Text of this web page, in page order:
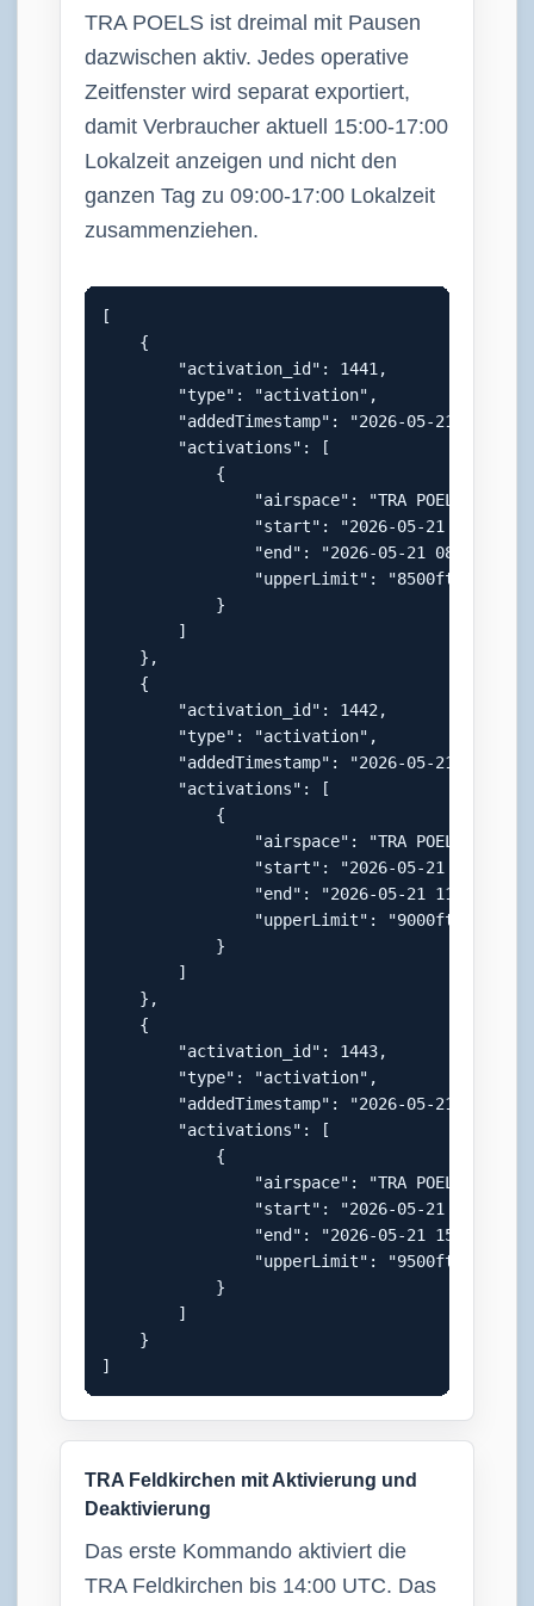
TRA POELS ist dreimal mit Pausen
dazwischen aktiv. Jedes operative
Zeitfenster wird separat exportiert,
damit Verbraucher aktuell 15:00-17:00
Lokalzeit anzeigen und nicht den
ganzen Tag zu 09:00-17:00 Lokalzeit
zusammenziehen.
[
    {
        "activation_id": 1441,
        "type": "activation",
"addedTimestamp": "2026-05-21
        "activations": [
            {
                "airspace": "TRA POELS (W)",
"start": "2026-05-21
                "end": "2026-05-21 08:00:00",
                "upperLimit": "8500ft AMSL"
            }
        ]
    },
    {
        "activation_id": 1442,
        "type": "activation",
"addedTimestamp": "2026-05-21
        "activations": [
            {
                "airspace": "TRA POELS (W)",
"start": "2026-05-21
                "end": "2026-05-21 11:30:00",
                "upperLimit": "9000ft AMSL"
            }
        ]
    },
    {
        "activation_id": 1443,
        "type": "activation",
"addedTimestamp": "2026-05-21
        "activations": [
            {
                "airspace": "TRA POELS (W)",
"start": "2026-05-21
                "end": "2026-05-21 15:00:00",
                "upperLimit": "9500ft AMSL"
            }
        ]
    }
]
TRA Feldkirchen mit Aktivierung und
Deaktivierung
Das erste Kommando aktiviert die
TRA Feldkirchen bis 14:00 UTC. Das